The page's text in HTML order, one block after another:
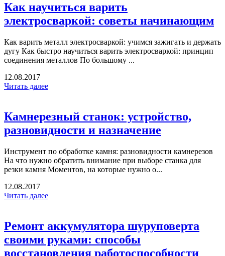
Как научиться варить
электросваркой: советы начинающим
Как варить металл электросваркой: учимся зажигать и держать
дугу Как быстро научиться варить электросваркой: принцип
соединения металлов По большому ...
12.08.2017
Читать далее
Камнерезный станок: устройство,
разновидности и назначение
Инструмент по обработке камня: разновидности камнерезов
На что нужно обратить внимание при выборе станка для
резки камня Моментов, на которые нужно о...
12.08.2017
Читать далее
Ремонт аккумулятора шуруповерта
своими руками: способы
восстановления работоспособности